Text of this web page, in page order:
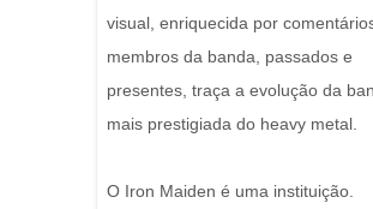
visual, enriquecida por
membros da banda, passados ​​e
presentes, traça a evolução da
mais prestigiada do heavy metal.
O Iron Maiden é uma instituição.